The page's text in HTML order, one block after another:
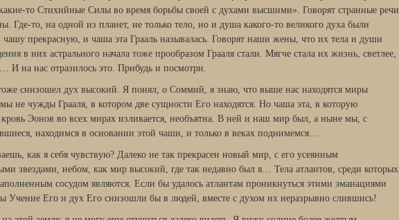
то Стихийные Силы во время борьбы своей с духами высшими». Говорят странные речи
Где-то, на одной из планет, не только тело, но и душа какого-то великого духа были
прекрасную, и чаша эта Грааль называлась. Говорят наши жены, что их тела и души
в них астрального начала тоже прообразом Грааля стали. Мягче стала их жизнь, светлее,
И на нас отразилось это. Прибудь и посмотри.
снизошел дух высокий. Я понял, о Соммий, я знаю, что выше нас находятся миры
не чужды Грааля, в котором две сущности Его находятся. Но чаша эта, в которую
кровь Эонов во всех мирах изливается, необъятна. В ней и наш мир был, а ныне мы, с
находимся в основании этой чаши, и только в веках поднимемся…
как я себя чувствую? Далеко не так прекрасен новый мир, с его усеянным
звездами, небом, как мир высокий, где так недавно был я… Тела атлантов, среди которых
сосудом являются. Если бы удалось атлантам проникнуться этими эманациями
Учение Его и дух Его снизошли бы в людей, вместе с духом их неразрывно слившись!